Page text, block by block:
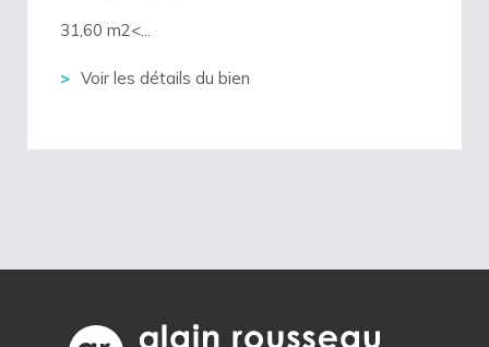
31,60 m2<...
Voir les détails du bien